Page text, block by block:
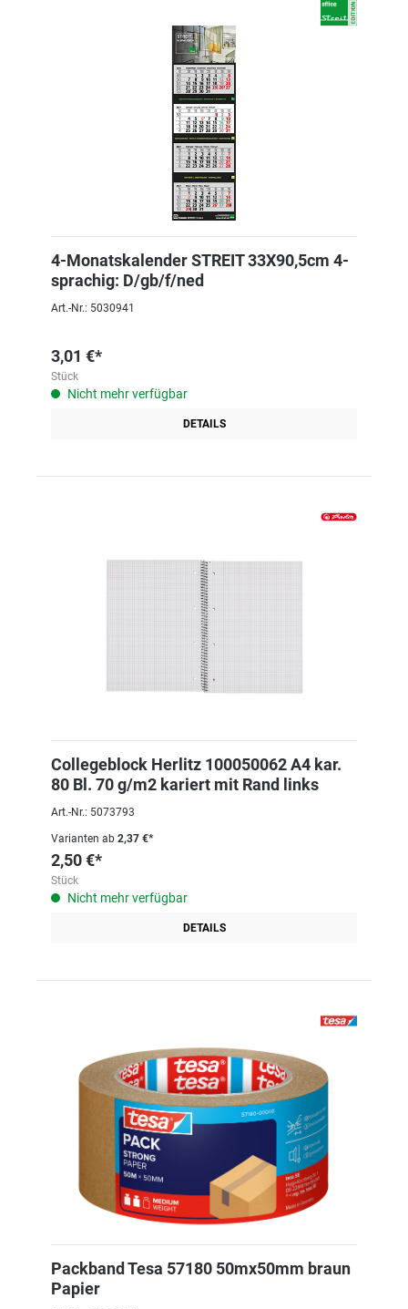
4-Monatskalender STREIT 33X90,5cm 4-
sprachig: D/gb/f/ned
Art.-Nr.: 5030941
3,01 €*
Stück
Nicht mehr verfügbar
DETAILS
Collegeblock Herlitz 100050062 A4 kar.
80 Bl. 70 g/m2 kariert mit Rand links
Art.-Nr.: 5073793
Varianten ab 2,37 €*
2,50 €*
Stück
Nicht mehr verfügbar
DETAILS
Packband Tesa 57180 50mx50mm braun
Papier